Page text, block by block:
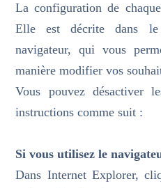
La configuration de
Elle est décrite dans
navigateur, qui vous
manière modifier vos
Vous pouvez désactiver
instructions comme suit :
Si vous utilisez le
Dans Internet Explorer,